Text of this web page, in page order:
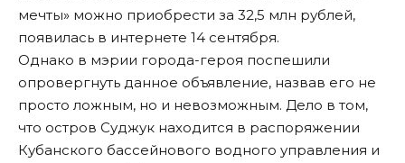
мечты» можно приобрести за 32,5 млн рублей,
появилась в интернете 14 сентября.
Однако в мэрии города-героя поспешили
опровергнуть данное объявление, назвав его не
просто ложным, но и невозможным. Дело в том,
что остров Суджук находится в распоряжении
Кубанского бассейнового водного управления и